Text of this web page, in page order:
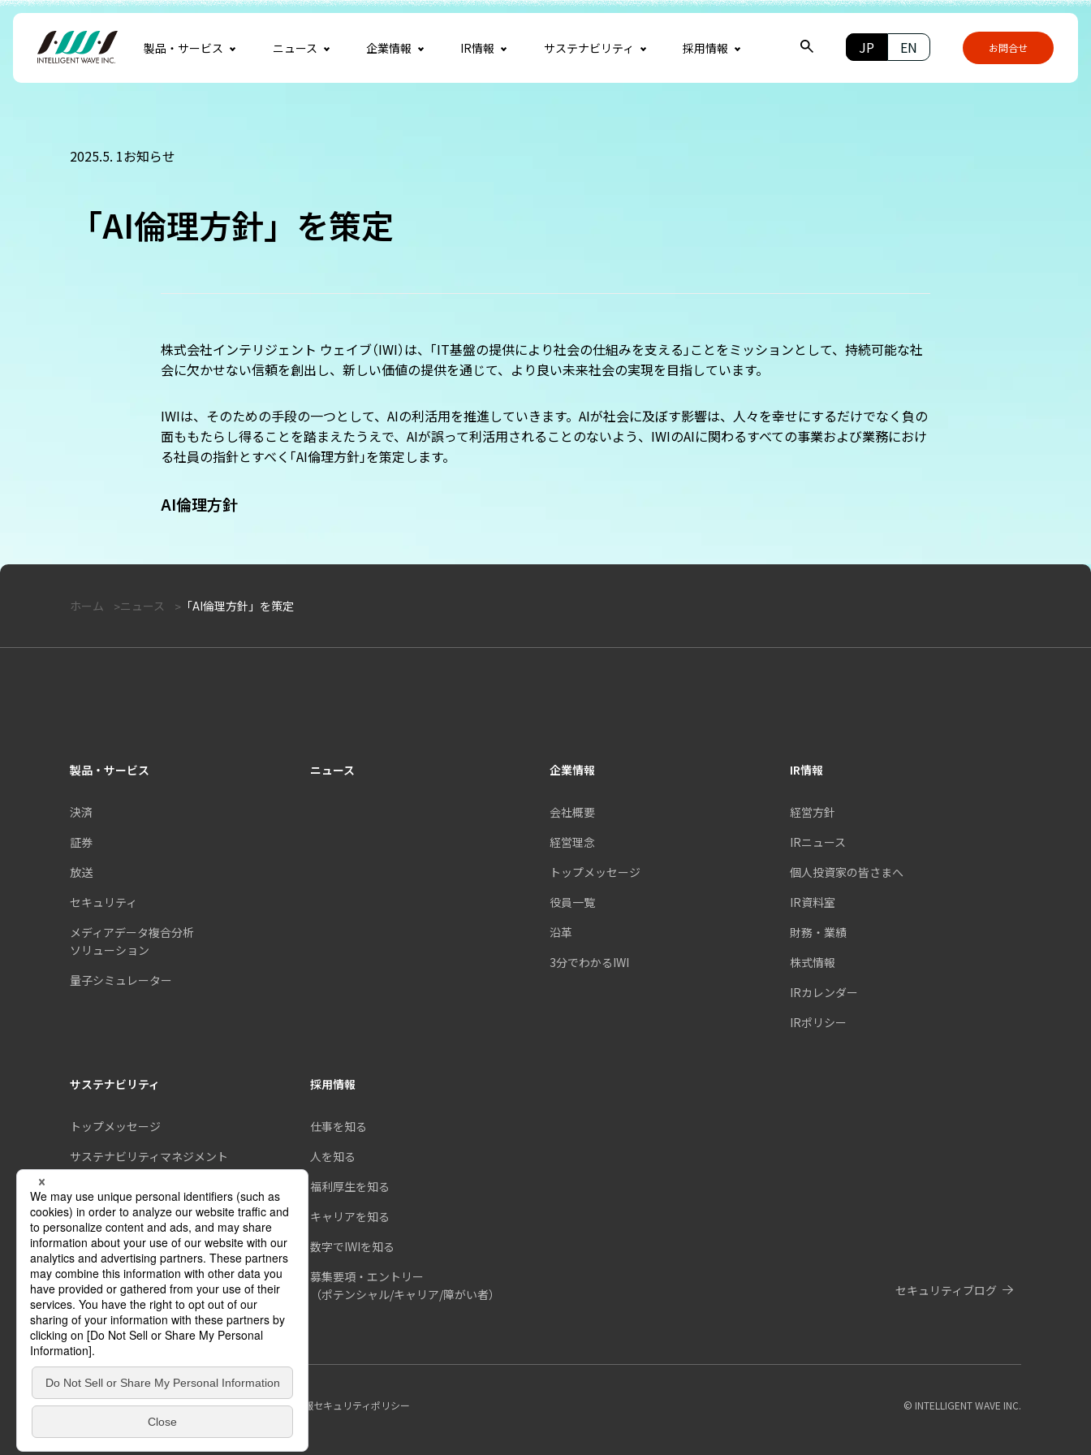
製品・サービス ニュース 企業情報 IR情報 サステナビリティ 採用情報 JP EN お問合せ
2025.5. 1お知らせ
「AI倫理方針」を策定
株式会社インテリジェント ウェイブ（IWI）は、 「IT基盤の提供により社会の仕組みを支える」ことをミッションとして、持続可能な社
会に欠かせない信頼を創出し、新しい価値の提供を通じて、より良い未来社会の実現を目指しています。
IWIは、そのための手段の一つとして、AIの利活用を推進していきます。AIが社会に及ぼす影響は、人々を幸せにするだけでなく負の
面ももたらし得ることを踏まえたうえで、AIが誤って利活用されることのないよう、IWIのAIに関わるすべての事業および業務におけ
る社員の指針とすべく「AI倫理方針」を策定します。
AI倫理方針
ホーム ニュース 「AI倫理方針」を策定
製品・サービス
決済
証券
放送
セキュリティ
メディアデータ複合分析
ソリューション
量子シミュレーター
ニュース 企業情報
会社概要
経営理念
トップメッセージ
役員一覧
沿革
3分でわかるIWI
IR情報
経営方針
IRニュース
個人投資家の皆さまへ
IR資料室
財務・業績
株式情報
IRカレンダー
IRポリシー
サステナビリティ
トップメッセージ
サステナビリティマネジメント
社会
ガバナンス
ESGデータ集
採用情報
仕事を知る
人を知る
福利厚生を知る
キャリアを知る
数字でIWIを知る
募集要項・エントリー
（ポテンシャル/キャリア/障がい者）
セキュリティブログ
ウェブサイトご利用上の注意プライバシーポリシー 情報セキュリティポリシー © INTELLIGENT WAVE INC.